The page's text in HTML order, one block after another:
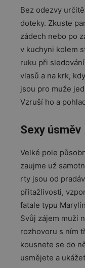
Bez odezvy
doteky. Zkuste
zádech nebo po
v kuchyni kolem
ruku při
vlasů a na krk,
jsou pro muže
Vzruší ho a
Sexy úsměv
Velké pole
zaujme už
rty jsou od
přitažlivosti,
fatale typu
Svůj zájem muži
rozhovoru s ním
kousnete se do
usmějete a